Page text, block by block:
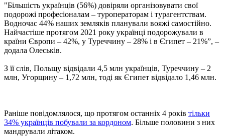
"Більшість українців (56%) довіряли організовувати свої
подорожі професіоналам – туроператорам і турагентствам.
Водночас 44% наших земляків планували вояжі самостійно.
Найчастіше протягом 2021 року українці подорожували в
країни Європи – 42%, у Туреччину – 28% і в Єгипет – 21%”, –
додала Олеськів.
З її слів, Польщу відвідали 4,5 млн українців, Туреччину – 2
млн, Угорщину – 1,72 млн, тоді як Єгипет відвідало 1,46 млн.
Раніше повідомлялося, що протягом останніх 4 років тільки
34% українців побували за кордоном. Більше половини з них
мандрували літаком.